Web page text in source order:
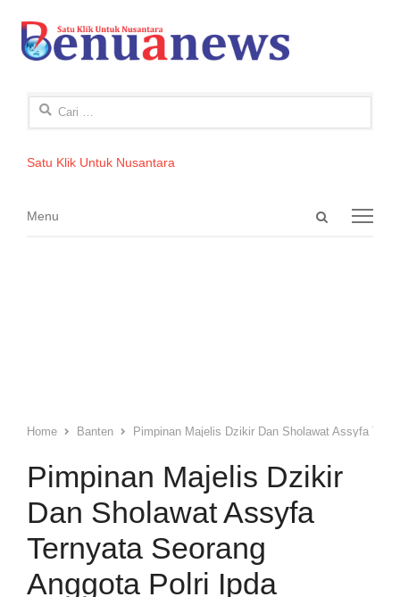
Cari
Satu Klik Untuk Nusantara
Open
Menu
Menu
Home Banten Pimpinan Majelis Dzikir Dan Sholawat Assyfa
Pimpinan Majelis Dzikir
Dan Sholawat Assyfa
Ternyata Seorang
Anggota Polri Ipda